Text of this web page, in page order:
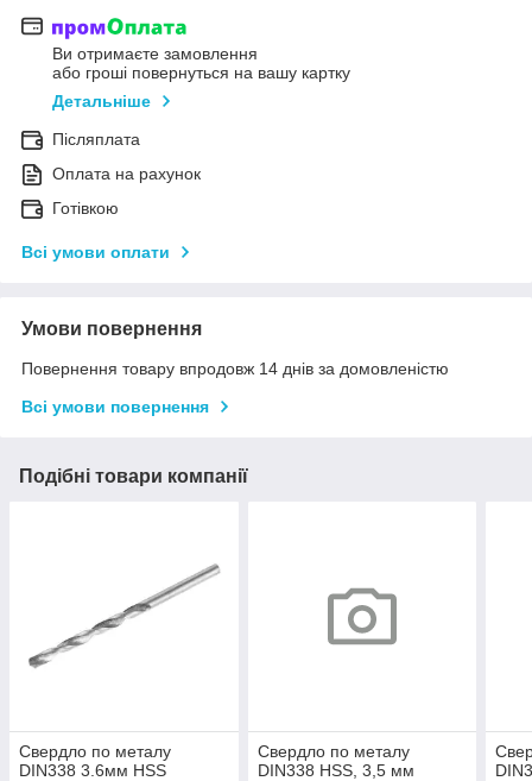
Ви отримаєте замовлення
або гроші повернуться на вашу картку
Детальніше
Післяплата
Оплата на рахунок
Готівкою
Всі умови оплати
Умови повернення
Повернення товару впродовж 14 днів за домовленістю
Всі умови повернення
Подібні товари компанії
Свердло по металу
DIN338 3.6мм HSS
Свердло по металу
DIN338 HSS, 3,5 мм